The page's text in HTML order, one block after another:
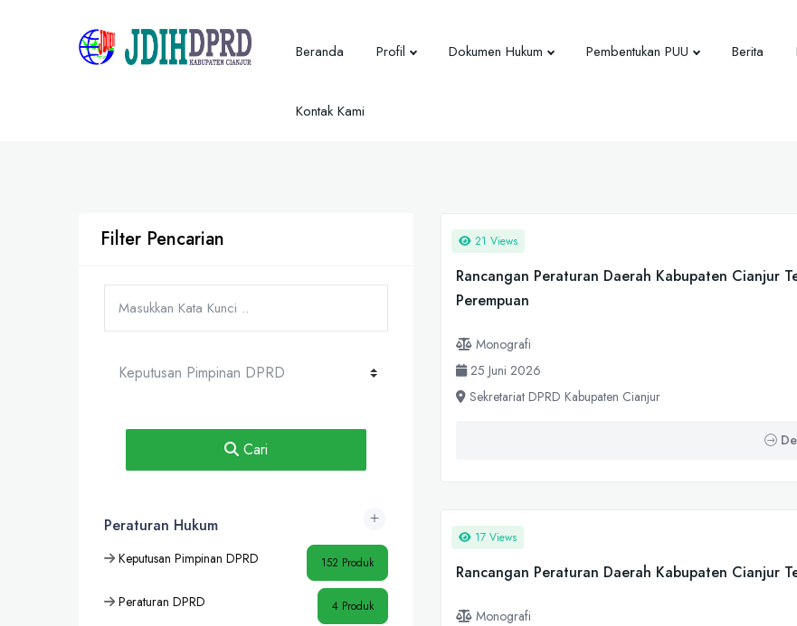
Beranda Profil Dokumen Hukum Pembentukan PUU Berita
Kontak Kami
Filter Pencarian
Cari
Peraturan Hukum
Keputusan Pimpinan DPRD 152 Produk
Peraturan DPRD 4 Produk
21 Views
Rancangan Peraturan Daerah Kabupaten Cianjur
Perempuan
Monografi
25 Juni 2026
Sekretariat DPRD Kabupaten Cianjur
17 Views
Rancangan Peraturan Daerah Kabupaten Cianjur
Monografi